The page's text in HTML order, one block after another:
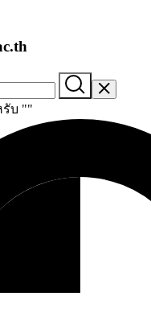
บ ""